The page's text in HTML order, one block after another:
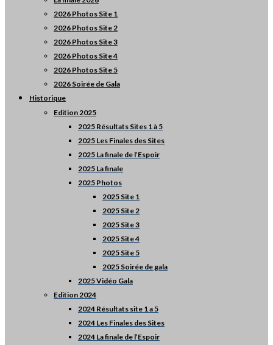
2026 Photos Site 1
2026 Photos Site 2
2026 Photos Site 3
2026 Photos Site 4
2026 Photos Site 5
2026 Soirée de Gala
Historique
Edition 2025
2025 Résultats Sites 1 à 5
2025 Les Finales des Sites
2025 La finale de l’Espoir
2025 La finale
2025 Photos
2025 Site 1
2025 Site 2
2025 Site 3
2025 Site 4
2025 Site 5
2025 Soirée de gala
2025 Vidéo Gala
Edition 2024
2024 Résultats site 1 a 5
2024 Les Finales des Sites
2024 La finale de l’Espoir